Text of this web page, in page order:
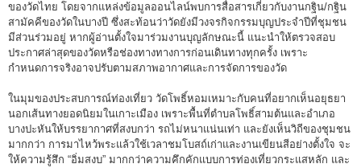
ของวัดไทย โดยจากแหล่งข้อมูลออนไลน์พบการสื่อสารเกี่ยวกับงานกฐิน/กฐิน
สามัคคีของวัดในบางปี ซึ่งสะท้อนว่าวัดยังมีวงจรกิจกรรมบุญประจำปีที่ชุมชน
มีส่วนร่วมอยู่ หากผู้อ่านตั้งใจมาร่วมงานบุญลักษณะนี้ แนะนำให้ตรวจสอบ
ประกาศล่าสุดของวัดหรือช่องทางทางการก่อนเดินทางทุกครั้ง เพราะ
กำหนดการจริงอาจปรับตามสภาพอากาศและการจัดการของวัด
ในมุมของประสบการณ์ท่องเที่ยว วัดโพธิ์หอมเหมาะกับคนที่อยากเห็นอยุธยา
นอกเส้นทางยอดนิยมในเกาะเมือง เพราะพื้นที่ตำบลโพธิ์สามต้นและอำเภอ
บางปะหันให้บรรยากาศที่สงบกว่า รถไม่หนาแน่นเท่า และยังเห็นวิถีของชุมชน
มากกว่า การมาไหว้พระแล้วใช้เวลาชมโบสถ์เก่าและงานเขียนสีอย่างตั้งใจ จะ
ให้ความรู้สึก “อิ่มสงบ” มากกว่าความคึกคักแบบการท่องเที่ยวกระแสหลัก และ